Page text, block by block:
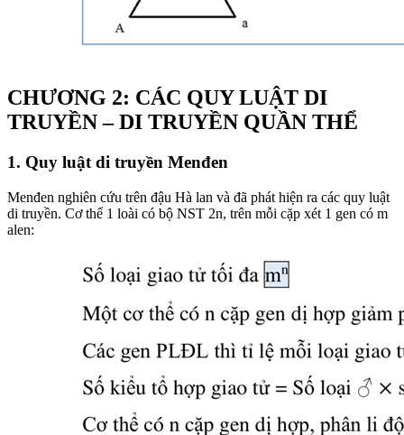
CHƯƠNG 2: CÁC QUY LUẬT DI
TRUYỀN – DI TRUYỀN QUẦN THỂ
1. Quy luật di truyền Menđen
Menđen nghiên cứu trên đậu Hà lan và đã phát hiện ra các quy luật
di truyền. Cơ thể 1 loài có bộ NST 2n, trên mỗi cặp xét 1 gen có m
alen: